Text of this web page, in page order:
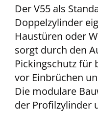
Der V55 als
Doppelzylinder
Haustüren oder
sorgt durch den
Pickingschutz für
vor Einbrüchen
Die modulare
der Profilzylinder